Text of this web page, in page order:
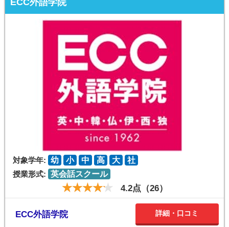
ECC外語学院
対象学年: 幼 小 中 高 大
社
授業形式: 英会話スクール
4.2点（26）
ECC外語学院 詳細・口コミ